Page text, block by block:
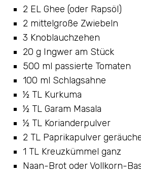
2 EL Ghee (oder Rapsöl)
2 mittelgroße Zwiebeln
3 Knoblauchzehen
20 g Ingwer am Stück
500 ml passierte Tomaten
100 ml Schlagsahne
½ TL Kurkuma
½ TL Garam Masala
½ TL Korianderpulver
2 TL Paprikapulver
1 TL Kreuzkümmel ganz
Naan-Brot oder Vollkorn-